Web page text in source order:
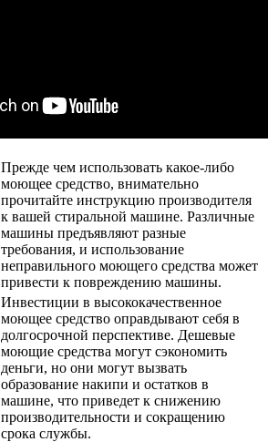
Прежде чем использовать какое-либо
моющее средство, внимательно
прочитайте инструкцию производителя
к вашей стиральной машине. Различные
машины предъявляют разные
требования, и использование
неправильного моющего средства может
привести к повреждению машины.
Инвестиции в высококачественное
моющее средство оправдывают себя в
долгосрочной перспективе. Дешевые
моющие средства могут сэкономить
деньги, но они могут вызвать
образование накипи и остатков в
машине, что приведет к снижению
производительности и сокращению
срока службы.